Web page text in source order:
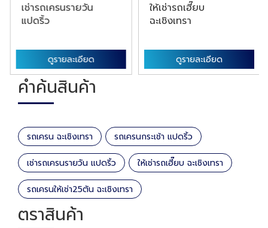
เช่ารถเครนรายวัน
แปดริ้ว
ดูรายละเอียด
ให้เช่ารถเฮี๊ยบ
ฉะเชิงเทรา
ดูรายละเอียด
คำค้นสินค้า
รถเครน ฉะเชิงเทรา รถเครนกระเช้า แปดริ้ว
เช่ารถเครนรายวัน แปดริ้ว ให้เช่ารถเฮี๊ยบ ฉะเชิงเทรา
รถเครนให้เช่า25ตัน ฉะเชิงเทรา
ตราสินค้า